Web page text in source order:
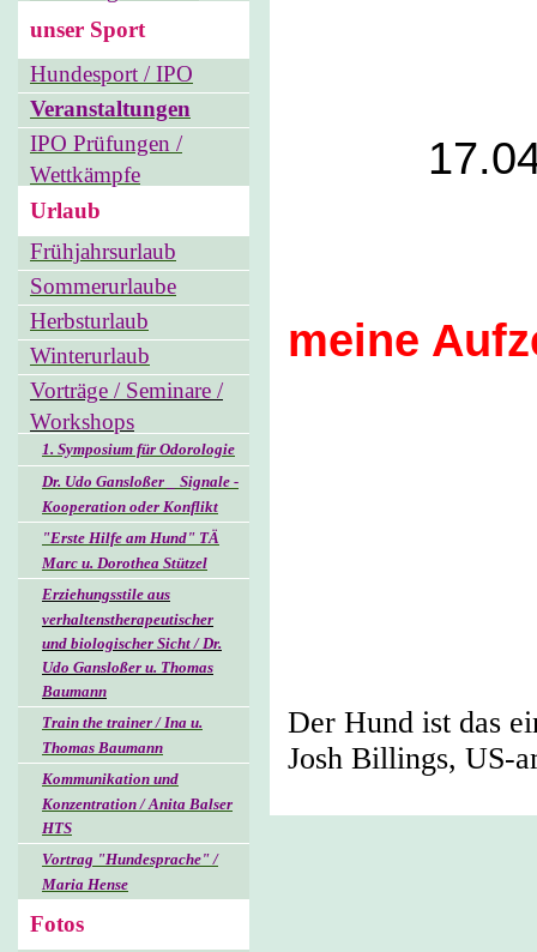
unser Sport
Hundesport / IPO
Veranstaltungen
IPO Prüfungen /
Wettkämpfe
Urlaub
Frühjahrsurlaub
Sommerurlaube
Herbsturlaub
Winterurlaub
Vorträge / Seminare /
Workshops
1. Symposium für Odorologie
Dr. Udo Gansloßer _ Signale -
Kooperation oder Konflikt
"Erste Hilfe am Hund" TÄ
Marc u. Dorothea Stützel
Erziehungsstile aus
verhaltenstherapeutischer
und biologischer Sicht / Dr.
Udo Gansloßer u. Thomas
Baumann
Train the trainer / Ina u.
Thomas Baumann
Kommunikation und
Konzentration / Anita Balser
HTS
Vortrag "Hundesprache" /
Maria Hense
Fotos
meine
Der Hund ist das
Josh Billings, US-